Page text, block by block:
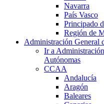
Navarra
País Vasco
Principado
Región de
Administración General
Ir a
Autónomas
CCAA
Andalucía
Aragón
Baleares